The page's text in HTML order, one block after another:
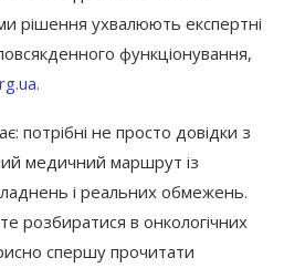
зараз
рішення ухвалюють експертні
функціонування,
потрібні не просто довідки з
медичний маршрут із
і реальних обмежень.
розбиратися в онкологічних
спершу прочитати